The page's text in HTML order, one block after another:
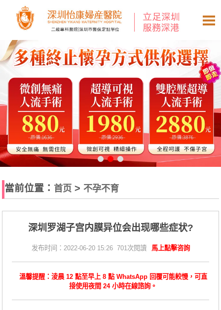
當前位置： 首页 > 不孕不育
深圳罗湖子宫内膜异位会出现哪些症状?
发布时间：2022-06-20 15:26 701次閱讀 馬上點擊咨詢
溫馨提醒：淩晨 12 點至早上 8 點 WhatsApp 回覆可能較慢，可直
接使用夜間 24 小時在線諮詢。